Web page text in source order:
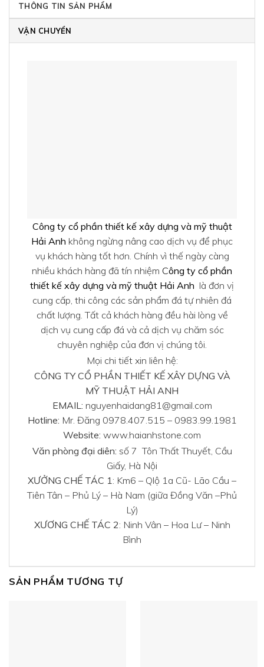
THÔNG TIN SẢN PHẨM
VẬN CHUYỂN
Công ty cổ phần thiết kế xây dựng và mỹ thuật
Hải Anh không ngừng nâng cao dịch vụ để phục
vụ khách hàng tốt hơn. Chính vì thế ngày càng
nhiều khách hàng đã tín nhiệm Công ty cổ phần
thiết kế xây dựng và mỹ thuật Hải Anh là đơn vị
cung cấp, thi công các sản phẩm đá tự nhiên đá
chất lượng. Tất cả khách hàng đều hài lòng về
dịch vụ cung cấp đá và cả dịch vụ chăm sóc
chuyên nghiệp của đơn vị chúng tôi.
Mọi chi tiết xin liên hệ:
CÔNG TY CỔ PHẦN THIẾT KẾ XÂY DỰNG VÀ
MỸ THUẬT HẢI ANH
EMAIL: nguyenhaidang81@gmail.com
Hotline: Mr. Đăng 0978.407.515 – 0983.99.1981
Website: www.haianhstone.com
Văn phòng đại diên: số 7 Tôn Thất Thuyết, Cầu
Giấy, Hà Nội
XƯỞNG CHẾ TÁC 1 : Km6 – Qlộ 1a Cũ- Lão Cầu –
Tiên Tân – Phủ Lý – Hà Nam (giữa Đồng Văn –Phủ
Lý)
XƯƠNG CHẾ TÁC 2: Ninh Vân – Hoa Lư – Ninh
Bình
SẢN PHẨM TƯƠNG TỰ